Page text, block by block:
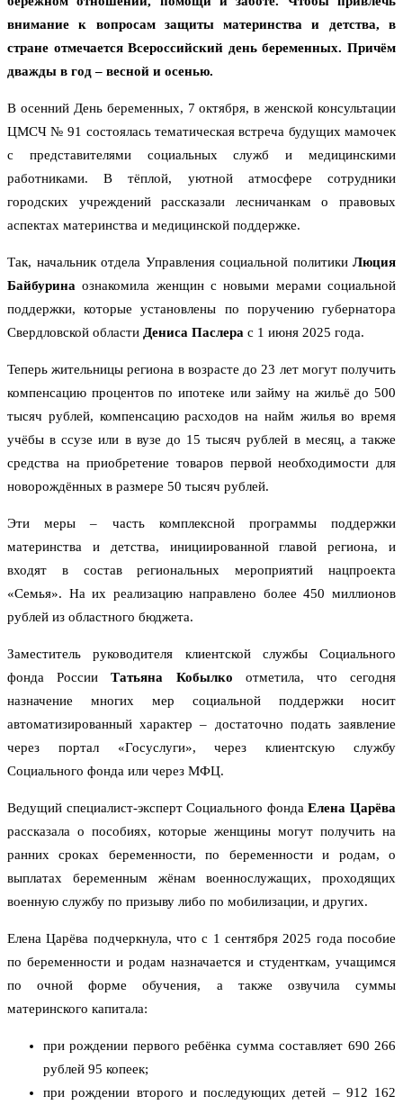
внимание к вопросам защиты материнства и детства, в
стране отмечается Всероссийский день беременных. Причём
дважды в год – весной и осенью.
В осенний День беременных, 7 октября, в женской консультации
ЦМСЧ № 91 состоялась тематическая встреча будущих мамочек
с представителями социальных служб и медицинскими
работниками. В тёплой, уютной атмосфере сотрудники
городских учреждений рассказали лесничанкам о правовых
аспектах материнства и медицинской поддержке.
Так, начальник отдела Управления социальной политики Люция
Байбуринаознакомила женщин с новыми мерами социальной
поддержки, которые установлены по поручению губернатора
Свердловской области Дениса Паслера с 1 июня 2025 года.
Теперь жительницы региона в возрасте до 23 лет могут получить
компенсацию процентов по ипотеке или займу на жильё до 500
тысяч рублей, компенсацию расходов на найм жилья во время
учёбы в ссузе или в вузе до 15 тысяч рублей в месяц, а также
средства на приобретение товаров первой необходимости для
новорождённых в размере 50 тысяч рублей.
Эти меры – часть комплексной программы поддержки
материнства и детства, инициированной главой региона, и
входят в состав региональных мероприятий нацпроекта
«Семья». На их реализацию направлено более 450 миллионов
рублей из областного бюджета.
Заместитель руководителя клиентской службы Социального
фонда РоссииТатьяна Кобылко отметила, что сегодня
назначение многих мер социальной поддержки носит
автоматизированный характер – достаточно подать заявление
через портал «Госуслуги», через клиентскую службу
Социального фонда или через МФЦ.
Ведущий специалист-эксперт Социального фондаЕлена Царёва
рассказала о пособиях, которые женщины могут получить на
ранних сроках беременности, по беременности и родам, о
выплатах беременным жёнам военнослужащих, проходящих
военную службу по призыву либо по мобилизации, и других.
Елена Царёва подчеркнула, что с 1 сентября 2025 года пособие
по беременности и родам назначается и студенткам, учащимся
по очной форме обучения, а также озвучила суммы
материнского капитала:
при рождении первого ребёнка сумма составляет 690 266
рублей 95 копеек;
при рождении второго и последующих детей – 912 162